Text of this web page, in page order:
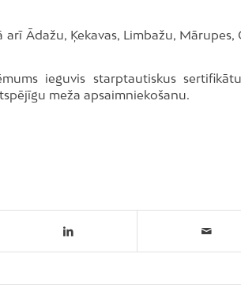
Ādažu, Ķekavas, Limbažu, Mārupes,
ieguvis starptautiskus
meža apsaimniekošanu.